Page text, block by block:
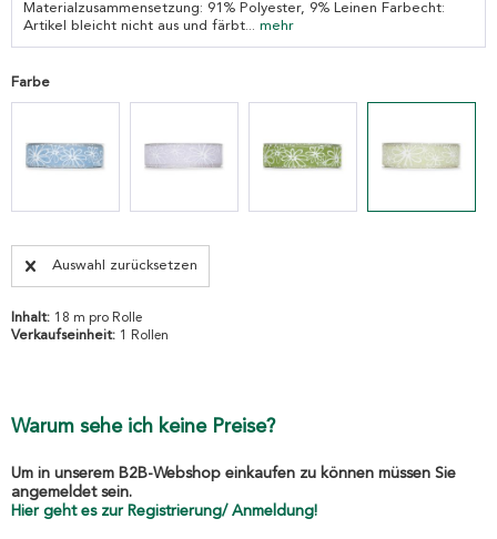
Materialzusammensetzung: 91% Polyester, 9% Leinen Farbecht:
Artikel bleicht nicht aus und färbt... mehr
Farbe
Auswahl zurücksetzen
Inhalt: 18 m pro Rolle
Verkaufseinheit: 1 Rollen
Warum sehe ich keine Preise?
Um in unserem B2B-Webshop einkaufen zu können müssen Sie
angemeldet sein.
Hier geht es zur Registrierung/ Anmeldung!